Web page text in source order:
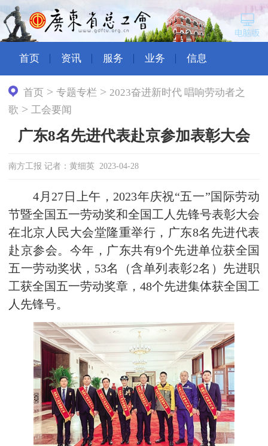
首页 资讯 服务 业务 信息
首页 >专题专栏 > 2023奋进新时代 唱响劳动者之
歌 > 工会要闻
广东8名先进代表赴京参加表彰大会
南方工报 记者：黄细英 2023-04-28
4月27日上午，2023年庆祝“五一”国际劳动
节暨全国五一劳动奖和全国工人先锋号表彰大会
在北京人民大会堂隆重举行，广东8名先进代表
赴京参会。今年，广东共有9个先进单位获全国
五一劳动奖状，53名（含单列表彰2名）先进职
工获全国五一劳动奖章，48个先进集体获全国工
人先锋号。